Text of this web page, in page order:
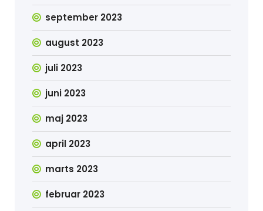
september 2023
august 2023
juli 2023
juni 2023
maj 2023
april 2023
marts 2023
februar 2023